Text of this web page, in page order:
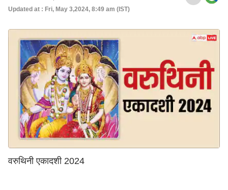
Updated at : Fri, May 3,2024, 8:49 am (IST)
वरुथिनी एकादशी 2024